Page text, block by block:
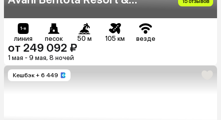
линия песок 50 м 105 км везде
от 249 092 ₽
1 мая - 9 мая, 8 ночей
Кешбэк + 6 449